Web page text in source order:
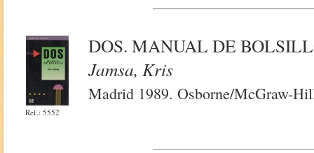
Ref.: 5552
DOS. MANUAL DE
Jamsa, Kris
Madrid 1989. Osborne/McGraw-